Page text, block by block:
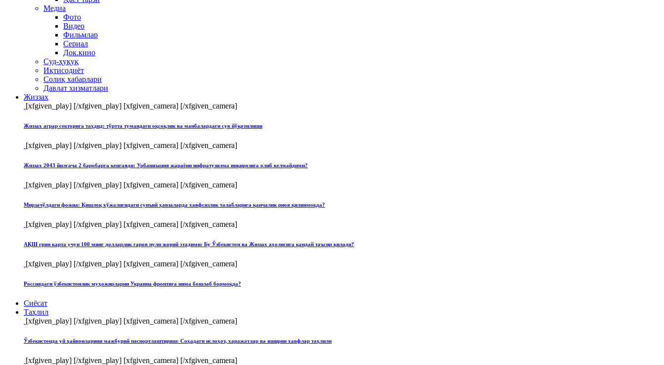
Медиа
Фото
Видео
Фильмлар
Сериал
Док.кино
Суд-ҳуқуқ
Иқтисодиёт
Солиқ хабарлари
Давлат хизматлари
Жиззах
[xfgiven_play] [/xfgiven_play] [xfgiven_camera] [/xfgiven_camera]
Жиззах аграр секторига таҳдид: тўртта тумандаги оқсоқлик ва манбалардаги сув йўқотилиши
[xfgiven_play] [/xfgiven_play] [xfgiven_camera] [/xfgiven_camera]
Жиззах 2043 йилгача 2 баробарга кенгаяди: Урбанизация жараёни инфратузилма инқирозига олиб келмайдими?
[xfgiven_play] [/xfgiven_play] [xfgiven_camera] [/xfgiven_camera]
Мирзачўлдаги фожиа: Қишлоқ хўжалигидаги сунъий ҳавзаларда хавфсизлик талабларига қанчалик риоя қилинмоқда?
[xfgiven_play] [/xfgiven_play] [xfgiven_camera] [/xfgiven_camera]
АҚШ грин карта учун 100 минг долларлик гаров пули жорий этадими: Бу Ўзбекистон ва Жиззах аҳолисига қандай таъсир қилади?
[xfgiven_play] [/xfgiven_play] [xfgiven_camera] [/xfgiven_camera]
Россиядаги ўзбекистонлик муҳожирларни Украина фронтига нима бошлаб бормоқда?
Сиёсат
Таҳлил
[xfgiven_play] [/xfgiven_play] [xfgiven_camera] [/xfgiven_camera]
Ўзбекистонда уй ҳайвонларини мажбурий паспортлаштириш: Соҳадаги ислоҳот, харажатлар ва яширин хавфлар таҳлили
[xfgiven_play] [/xfgiven_play] [xfgiven_camera] [/xfgiven_camera]